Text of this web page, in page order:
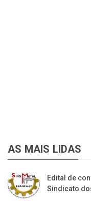
AS MAIS LIDAS
Edital de
Sindicato